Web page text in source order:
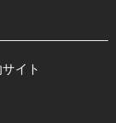
イト